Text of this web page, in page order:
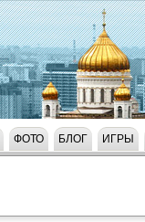
ФОТО БЛОГ ИГРЫ